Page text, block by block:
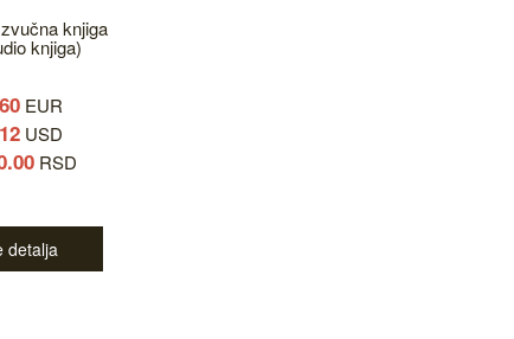
knjiga
knjiga)
EUR
USD
RSD
detalja